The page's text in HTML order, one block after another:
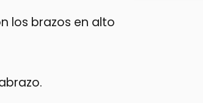
los brazos en alto